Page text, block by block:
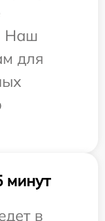
Наш
для
минут
в